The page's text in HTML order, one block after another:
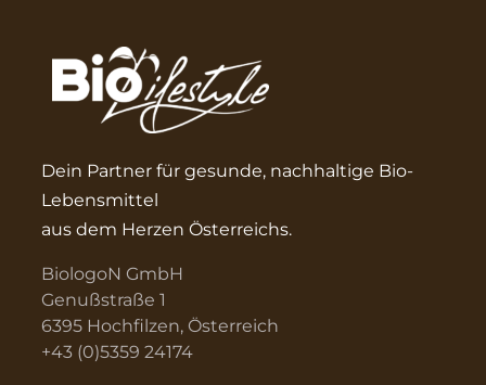
Dein Partner für gesunde, nachhaltige Bio-
Lebensmittel
aus dem Herzen Österreichs.
BiologoN GmbH
Genußstraße 1
6395 Hochfilzen, Österreich
+43 (0)5359 24174